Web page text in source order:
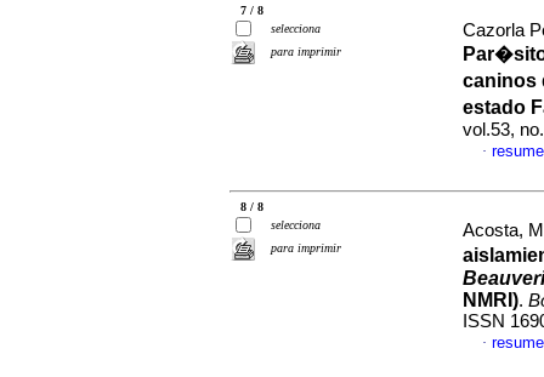
7 / 8
selecciona
para imprimir
Cazorla
caninos
estado
vol.53,
·
8 / 8
selecciona
para imprimir
Acosta,
NMRI).
ISSN
·